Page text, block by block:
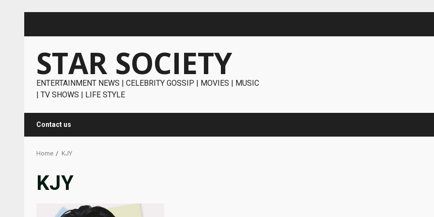
STAR SOCIETY
ENTERTAINMENT NEWS | CELEBRITY GOSSIP | MOVIES | MUSIC
| TV SHOWS | LIFE STYLE
Contact us
Home KJY
KJY